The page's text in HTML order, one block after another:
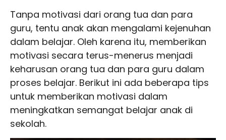
Tanpa motivasi dari orang tua dan para
guru, tentu anak akan mengalami kejenuhan
dalam belajar. Oleh karena itu, memberikan
motivasi secara terus-menerus menjadi
keharusan orang tua dan para guru dalam
proses belajar. Berikut ini ada beberapa tips
untuk memberikan motivasi dalam
meningkatkan semangat belajar anak di
sekolah.